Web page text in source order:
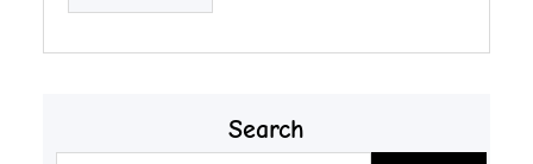
Search